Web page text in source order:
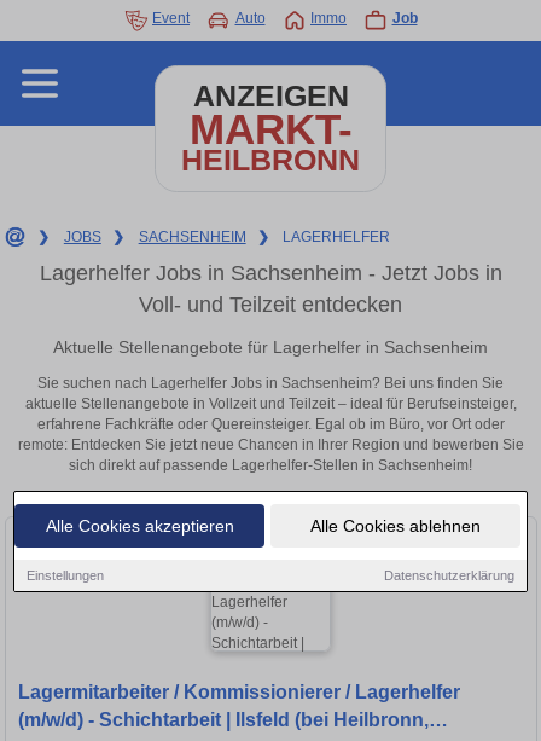
Alle Cookies akzeptieren Alle Cookies ablehnen
Einstellungen Datenschutzerklärung
Event Auto Immo Job
ANZEIGEN
MARKT-
HEILBRONN
❯ JOBS ❯ SACHSENHEIM ❯ LAGERHELFER
Lagerhelfer Jobs in Sachsenheim - Jetzt Jobs in
Voll- und Teilzeit entdecken
Aktuelle Stellenangebote für Lagerhelfer in Sachsenheim
Sie suchen nach Lagerhelfer Jobs in Sachsenheim? Bei uns finden Sie
aktuelle Stellenangebote in Vollzeit und Teilzeit – ideal für Berufseinsteiger,
erfahrene Fachkräfte oder Quereinsteiger. Egal ob im Büro, vor Ort oder
remote: Entdecken Sie jetzt neue Chancen in Ihrer Region und bewerben Sie
sich direkt auf passende Lagerhelfer-Stellen in Sachsenheim!
Lagermitarbeiter / Kommissionierer / Lagerhelfer
(m/w/d) - Schichtarbeit | Ilsfeld (bei Heilbronn,